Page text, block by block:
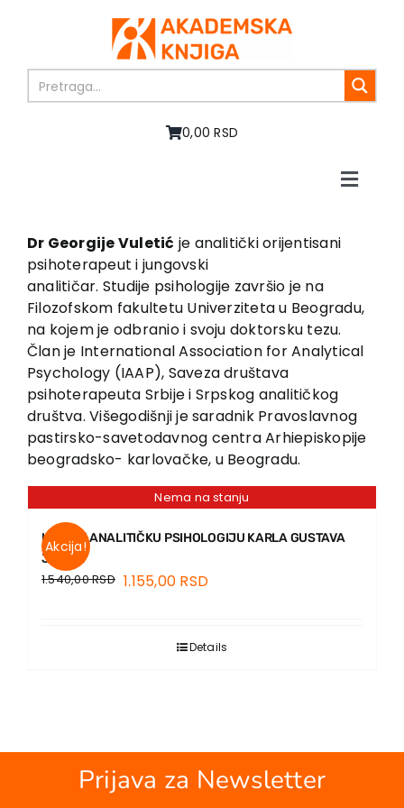
0,00 RSD
Toggle
O nama
Knjige
U pripremi
Akcija
Autori
Vesti
EU PROJEKTI
Kontakt
Dr Georgije Vuletić je analitički orijentisani
psihoterapeut i jungovski
analitičar. Studije psihologije završio je na
Filozofskom fakultetu Univerziteta u Beogradu,
na kojem je odbranio i svoju doktorsku tezu.
Član je International Association for Analytical
Psychology (IAAP), Saveza društava
psihoterapeuta Srbije i Srpskog analitičkog
društva. Višegodišnji je saradnik Pravoslavnog
pastirsko-savetodavnog centra Arhiepiskopije
beogradsko- karlovačke, u Beogradu.
Nema na stanju
Akcija!
UVOD U ANALITIČKU PSIHOLOGIJU KARLA GUSTAVA
JUNGA
1.540,00RSD 1.155,00 RSD
Details
Prijava za Newsletter